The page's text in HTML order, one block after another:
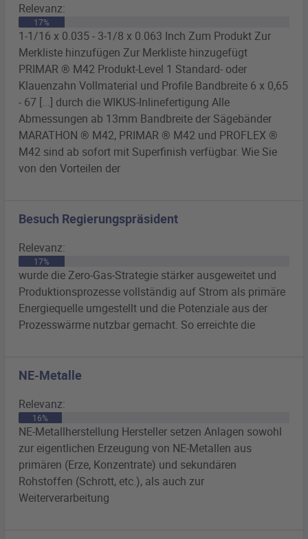
Relevanz:
17%
1-1/16 x 0.035 - 3-1/8 x 0.063 Inch Zum Produkt Zur
Merkliste hinzufügen Zur Merkliste hinzugefügt
PRIMAR ® M42 Produkt-Level 1 Standard- oder
Klauenzahn Vollmaterial und Profile Bandbreite 6 x 0,65
- 67 [...] durch die WIKUS-Inlinefertigung Alle
Abmessungen ab 13mm Bandbreite der Sägebänder
MARATHON ® M42, PRIMAR ® M42 und PROFLEX ®
M42 sind ab sofort mit Superfinish verfügbar. Wie Sie
von den Vorteilen der
Besuch Regierungspräsident
Relevanz:
17%
wurde die Zero-Gas-Strategie stärker ausgeweitet und
Produktionsprozesse vollständig auf Strom als primäre
Energiequelle umgestellt und die Potenziale aus der
Prozesswärme nutzbar gemacht. So erreichte die
NE-Metalle
Relevanz:
16%
NE-Metallherstellung Hersteller setzen Anlagen sowohl
zur eigentlichen Erzeugung von NE-Metallen aus
primären (Erze, Konzentrate) und sekundären
Rohstoffen (Schrott, etc.), als auch zur
Weiterverarbeitung